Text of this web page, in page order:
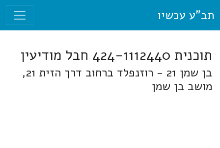
תב"ע עכשיו
תוכנית 424-1112440 חבל מודיעין
בן שמן 21 - רוזנפלד ברחוב דרך הזית 21,
מושב בן שמן